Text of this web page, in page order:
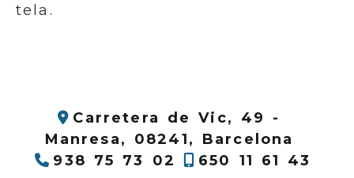
tela.
Carretera de Vic, 49 -
Manresa, 08241, Barcelona
938 75 73 02
650 11 61 43